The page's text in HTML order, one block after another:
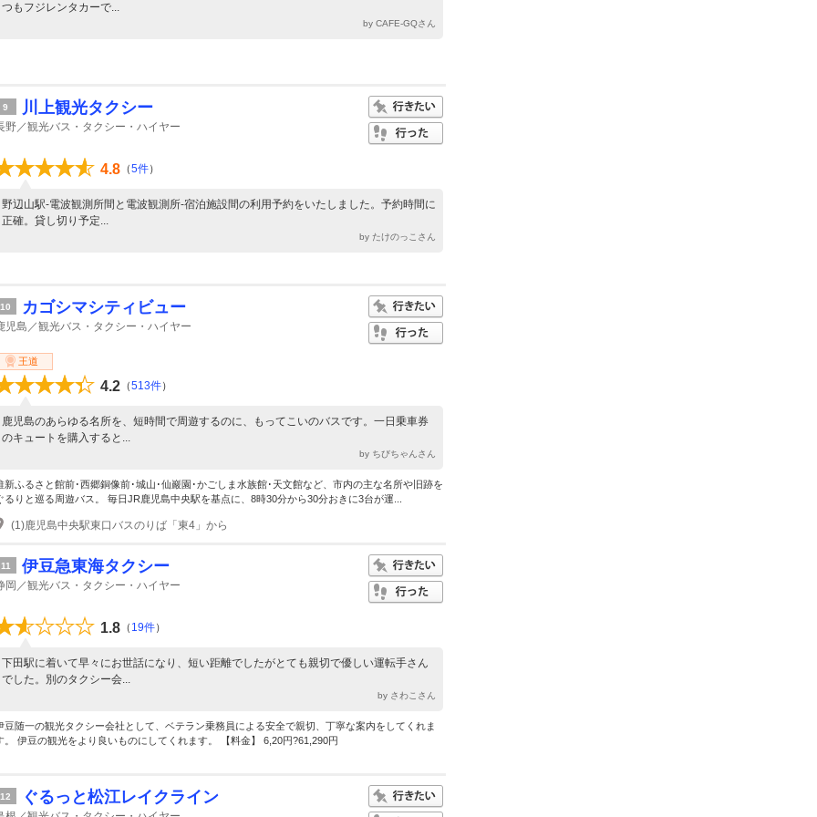
つもフジレンタカーで...
by CAFE-GQさん
9 川上観光タクシー
野／観光バス・タクシー・ハイヤー
4.8 （5件）
野辺山駅‐電波観測所間と電波観測所‐宿泊施設間の利用予約をいたしました。予約時間に
正確。貸し切り予定...
by たけのっこさん
10 カゴシマシティビュー
児島／観光バス・タクシー・ハイヤー
王道
4.2 （513件）
鹿児島のあらゆる名所を、短時間で周遊するのに、もってこいのバスです。一日乗車券
のキュートを購入すると...
by ちびちゃんさん
新ふるさと館前･西郷銅像前･城山･仙巖園･かごしま水族館･天文館など、市内の主な名所や旧跡を
るりと巡る周遊バス。 毎日JR鹿児島中央駅を基点に、8時30分から30分おきに3台が運...
(1)鹿児島中央駅東口バスのりば「東4」から
11 伊豆急東海タクシー
岡／観光バス・タクシー・ハイヤー
1.8 （ 19件）
下田駅に着いて早々にお世話になり、短い距離でしたがとても親切で優しい運転手さん
でした。別のタクシー会...
by さわこさん
豆随一の観光タクシー会社として、ベテラン乗務員による安全で親切、丁寧な案内をしてくれま
。 伊豆の観光をより良いものにしてくれます。 【料金】 6,20円?61,290円
12 ぐるっと松江レイクライン